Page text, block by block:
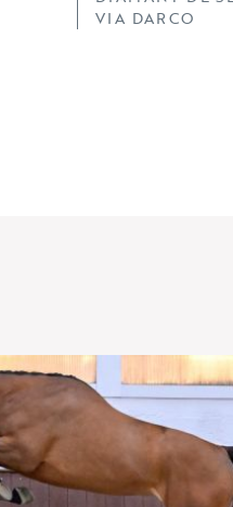
VIA DARCO